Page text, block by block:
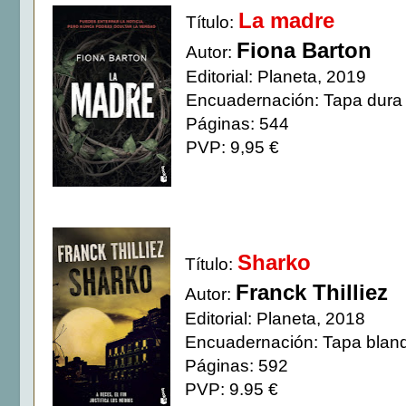
Título: La madre
Autor: Fiona Barton
Editorial: Planeta, 2019
Encuadernación: Tapa dura
Páginas: 544
PVP: 9,95 €
Título: Sharko
Autor: Franck Thilliez
Editorial: Planeta, 2018
Encuadernación: Tapa
Páginas: 592
PVP: 9.95 €